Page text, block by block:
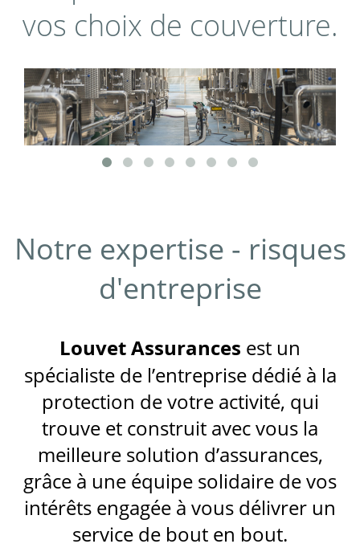
vos choix de couverture.
Notre expertise - risques
d'entreprise
Louvet Assurances est un
spécialiste de l’entreprise dédié à la
protection de votre activité, qui
trouve et construit avec vous la
meilleure solution d’assurances,
grâce à une équipe solidaire de vos
intérêts engagée à vous délivrer un
service de bout en bout.